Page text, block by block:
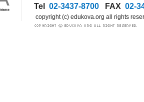
Tel 02-3437-8700 FAX 02-
copyright (c) edukova.org all rights